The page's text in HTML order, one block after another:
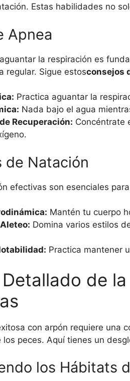
Estas habilidades no
Apnea
la respiración es
regular. Sigue estosconsejos
Practica aguantar la
Nada bajo el agua
Recuperación: Concéntrate
de Natación
efectivas son esenciales
Mantén tu cuerpo
Domina varios estilos
Practica mantener
de
con arpón requiere una
peces. Aquí tienes un
los Hábitats